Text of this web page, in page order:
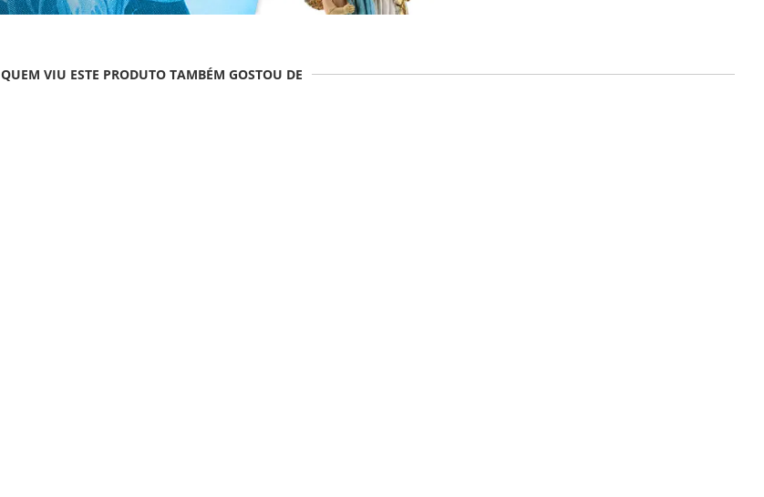
QUEM VIU ESTE PRODUTO TAMBÉM GOSTOU DE